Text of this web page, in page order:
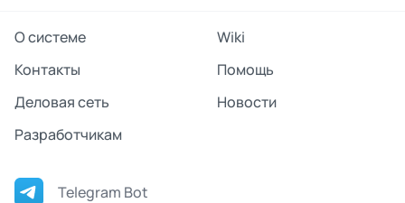
О системе
Wiki
Контакты
Помощь
Деловая сеть
Новости
Разработчикам
Telegram Bot